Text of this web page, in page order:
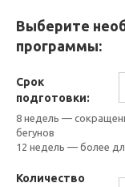
Выберите
программы:
Срок
подготовки:
8 недель —
бегунов
12 недель — более
Количество